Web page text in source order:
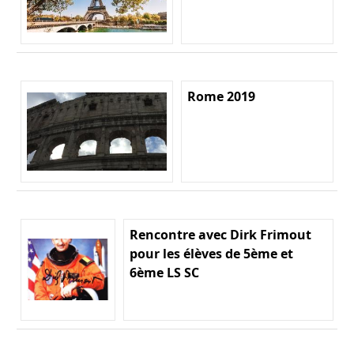
Rome 2019
Rencontre avec Dirk Frimout
pour les élèves de 5ème et
6ème LS SC